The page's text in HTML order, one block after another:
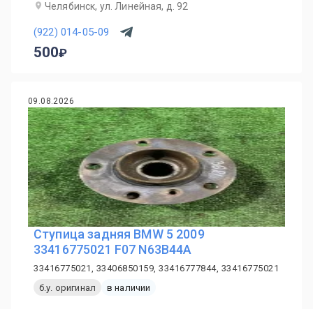
Челябинск, ул. Линейная, д. 92
(922) 014-05-09
500
09.08.2026
Ступица задняя BMW 5 2009
33416775021 F07 N63B44A
33416775021, 33406850159, 33416777844, 33416775021
б.у. оригинал
в наличии